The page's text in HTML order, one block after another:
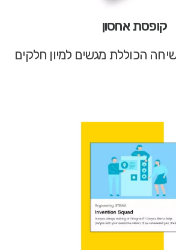
קופסת אחסון
הכוללת מגשים למיון חלקים